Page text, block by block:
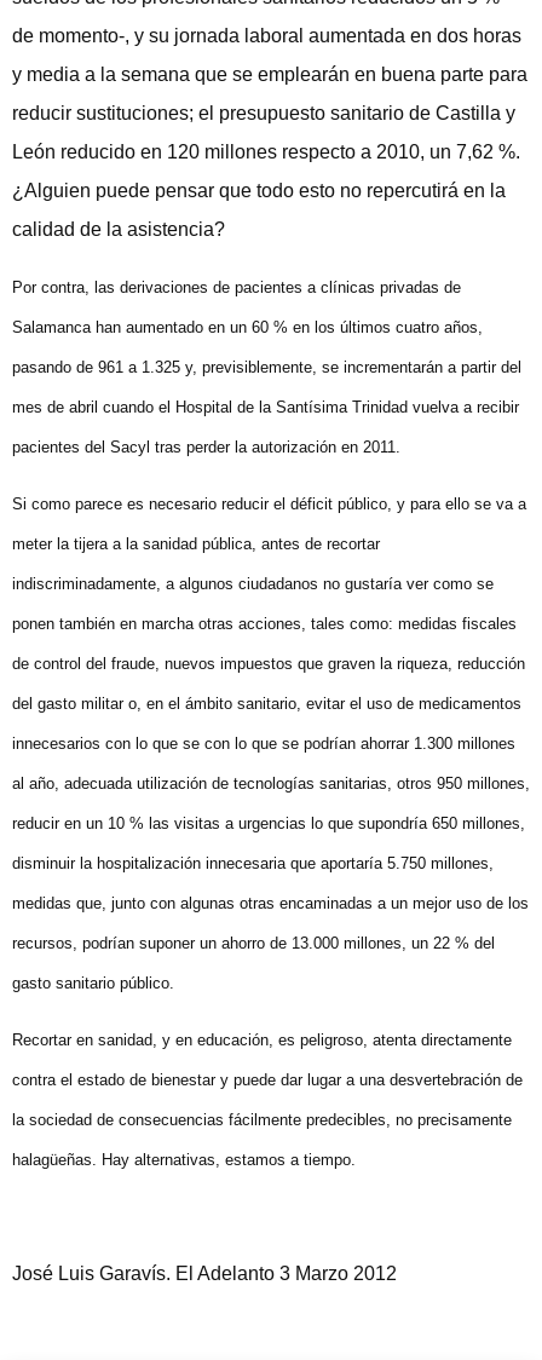
de momento-, y su jornada laboral aumentada en dos horas
y media a la semana que se emplearán en buena parte para
reducir sustituciones; el presupuesto sanitario de Castilla y
León reducido en 120 millones respecto a 2010, un 7,62 %.
¿Alguien puede pensar que todo esto no repercutirá en la
calidad de la asistencia?
Por contra, las derivaciones de pacientes a clínicas privadas de
Salamanca han aumentado en un 60 % en los últimos cuatro años,
pasando de 961 a 1.325 y, previsiblemente, se incrementarán a partir del
mes de abril cuando el Hospital de la Santísima Trinidad vuelva a recibir
pacientes del Sacyl tras perder la autorización en 2011.
Si como parece es necesario reducir el déficit público, y para ello se va a
meter la tijera a la sanidad pública, antes de recortar
indiscriminadamente, a algunos ciudadanos no gustaría ver como se
ponen también en marcha otras acciones, tales como: medidas fiscales
de control del fraude, nuevos impuestos que graven la riqueza, reducción
del gasto militar o, en el ámbito sanitario, evitar el uso de medicamentos
innecesarios con lo que se con lo que se podrían ahorrar 1.300 millones
al año, adecuada utilización de tecnologías sanitarias, otros 950 millones,
reducir en un 10 % las visitas a urgencias lo que supondría 650 millones,
disminuir la hospitalización innecesaria que aportaría 5.750 millones,
medidas que, junto con algunas otras encaminadas a un mejor uso de los
recursos, podrían suponer un ahorro de 13.000 millones, un 22 % del
gasto sanitario público.
Recortar en sanidad, y en educación, es peligroso, atenta directamente
contra el estado de bienestar y puede dar lugar a una desvertebración de
la sociedad de consecuencias fácilmente predecibles, no precisamente
halagüeñas. Hay alternativas, estamos a tiempo.
José Luis Garavís. El Adelanto 3 Marzo 2012